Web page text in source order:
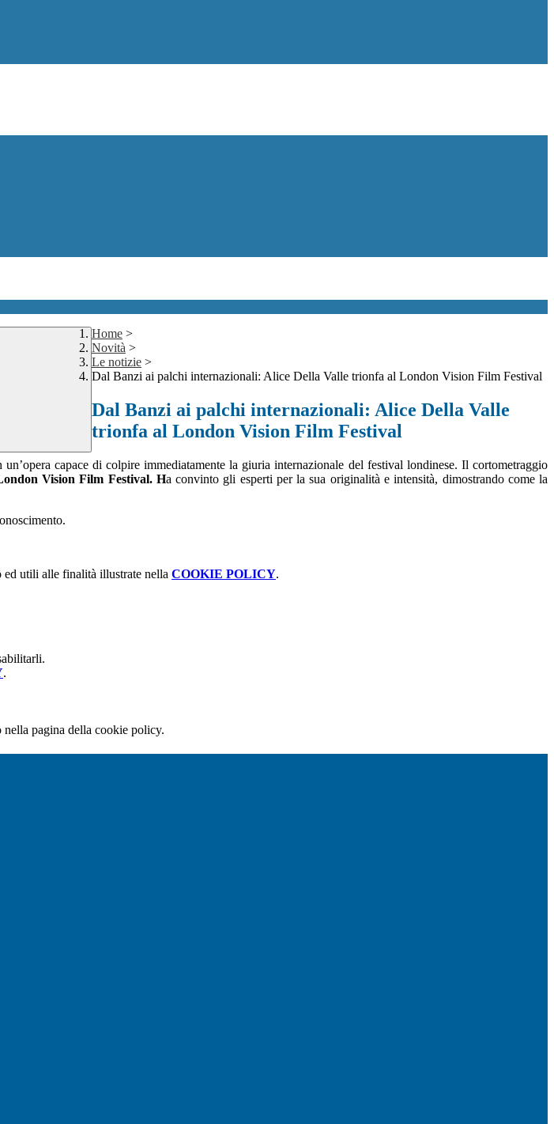
Home >
Novità >
Le notizie >
Dal Banzi ai palchi internazionali: Alice Della Valle trionfa al London Vision Film Festival
Dal Banzi ai palchi internazionali: Alice Della Valle
trionfa al London Vision Film Festival
capace di colpire immediatamente la giuria internazionale del festival londinese. Il cortometraggio
Vision Film Festival. Ha convinto gli esperti per la sua originalità e intensità, dimostrando come la
ed utili alle finalità illustrate nella COOKIE POLICY.
.
nella pagina della cookie policy.